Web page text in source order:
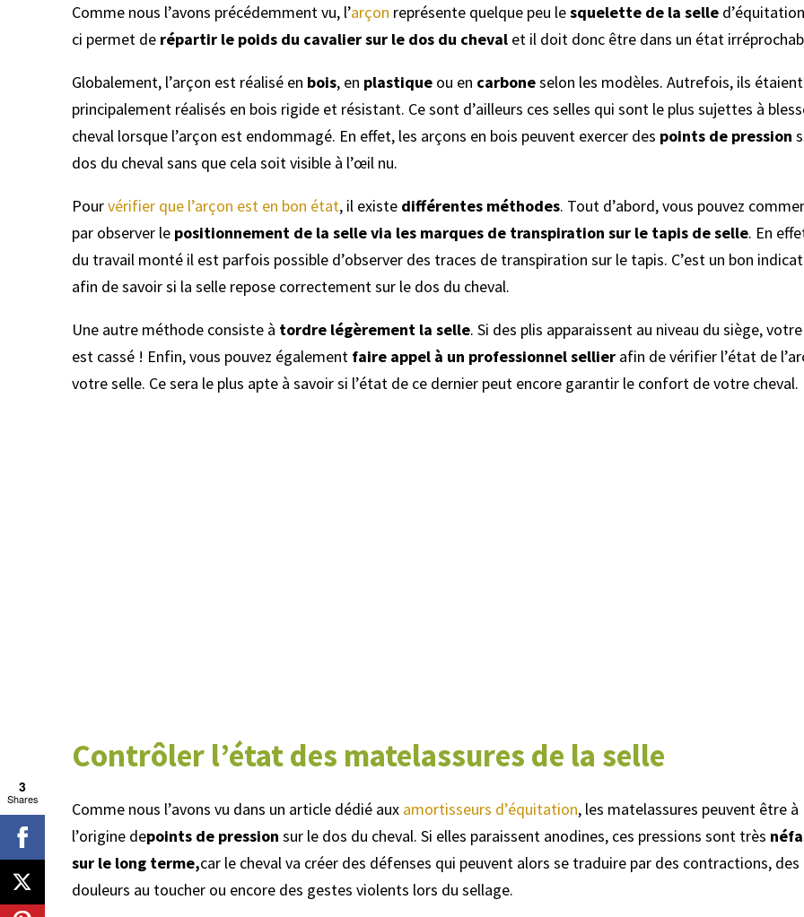
Comme nous l’avons précédemment vu, l’arçon représente quelque peu lesquelette de la selle
ci permet de répartir le poids du cavalier sur le dos du cheval et il doit donc être dans un état
Globalement, l’arçon est réalisé en bois, en plastique ou en carboneselon les modèles. Autrefois, ils étaient
principalement réalisés en bois rigide et résistant. Ce sont d’ailleurs ces selles qui sont le plus sujettes à
cheval lorsque l’arçon est endommagé. En effet, les arçons en bois peuvent exercer des points de pression
dos du cheval sans que cela soit visible à l’œil nu.
Pourvérifier que l’arçon est en bon état, il existe différentes méthodes. Tout d’abord, vous pouvez
par observer le positionnement de la selle via les marques de transpiration sur le tapis de selle. En
du travail monté il est parfois possible d’observer des traces de transpiration sur le tapis. C’est un bon
afin de savoir si la selle repose correctement sur le dos du cheval.
Une autre méthode consiste à tordre légèrement la selle. Si des plis apparaissent au niveau du siège,
est cassé ! Enfin, vous pouvez également faire appel à un professionnel sellier afin de vérifier l’état de
votre selle. Ce sera le plus apte à savoir si l’état de ce dernier peut encore garantir le confort de votre cheval.
Contrôler l’état des matelassures de la selle
Comme nous l’avons vu dans un article dédié aux amortisseurs d’équitation, les matelassures peuvent être à
l’origine depoints de pression sur le dos du cheval. Si elles paraissent anodines, ces pressions sont très
sur le long terme,car le cheval va créer des défenses qui peuvent alors se traduire par des contractions, des
douleurs au toucher ou encore des gestes violents lors du sellage.
3
Shares